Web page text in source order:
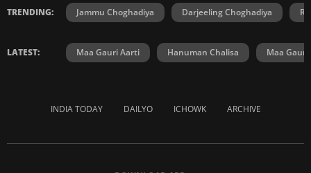
TRENDING: Jammu Choghadiya Darjeeling Choghadiya
LATEST: Maa Gauri Aarti Hanuman Chalisa Maa Gauri
INDIA TODAY DAILYO ICHOWK ARCHIVE